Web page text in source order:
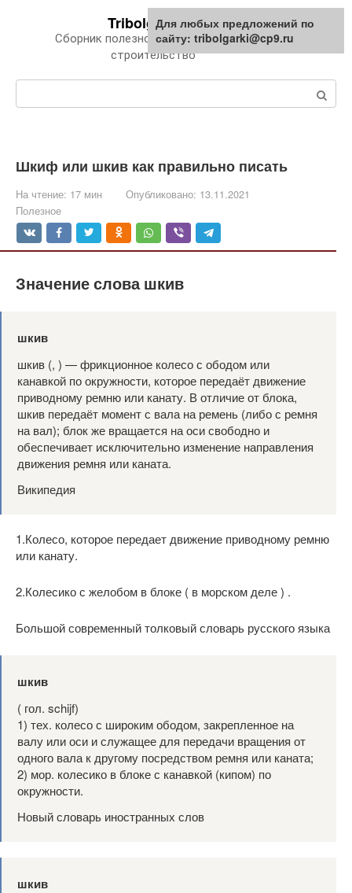
Tribolgarki.ru
Сборник полезной информации про
строительство
Шкиф или шкив как правильно писать
На чтение: 17 мин Опубликовано: 13.11.2021
Полезное
Значение слова шкив
шкив
шкив (, ) — фрикционное колесо с ободом или
канавкой по окружности, которое передаёт движение
приводному ремню или канату. В отличие от блока,
шкив передаёт момент с вала на ремень (либо с ремня
на вал); блок же вращается на оси свободно и
обеспечивает исключительно изменение направления
движения ремня или каната.
Википедия
1.Колесо, которое передает движение приводному ремню
или канату.
2.Колесико с желобом в блоке ( в морском деле ) .
Большой современный толковый словарь русского языка
шкив
( гол. schijf)
1) тех. колесо с широким ободом, закрепленное на
валу или оси и служащее для передачи вращения от
одного вала к другому посредством ремня или каната;
2) мор. колесико в блоке с канавкой (кипом) по
окружности.
Новый словарь иностранных слов
шкив
Для любых предложений по
сайту: tribolgarki@cp9.ru